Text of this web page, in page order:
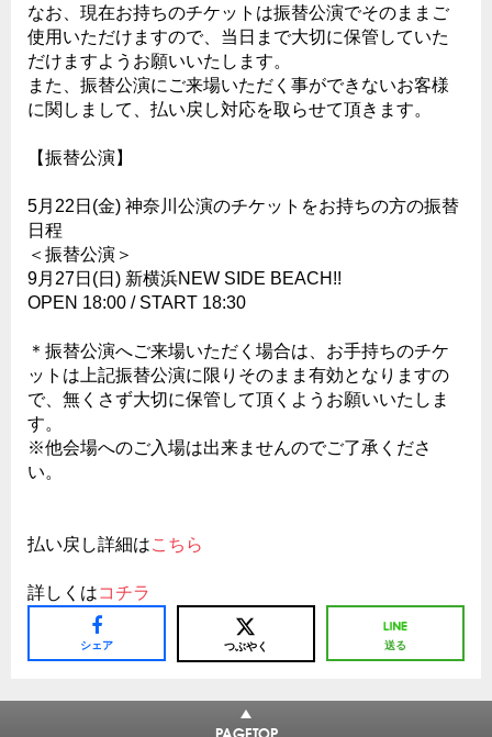
なお、現在お持ちのチケットは振替公演でそのままご
使用いただけますので、当日まで大切に保管していた
だけますようお願いいたします。
また、振替公演にご来場いただく事ができないお客様
に関しまして、払い戻し対応を取らせて頂きます。
【振替公演】
5月22日(金) 神奈川公演のチケットをお持ちの方の振替
日程
＜振替公演＞
9月27日(日) 新横浜NEW SIDE BEACH!!
OPEN 18:00 / START 18:30
＊振替公演へご来場いただく場合は、お手持ちのチケ
ットは上記振替公演に限りそのまま有効となりますの
で、無くさず大切に保管して頂くようお願いいたしま
す。
※他会場へのご入場は出来ませんのでご了承くださ
い。
払い戻し詳細はこちら
詳しくはコチラ
シェア つぶやく 送る